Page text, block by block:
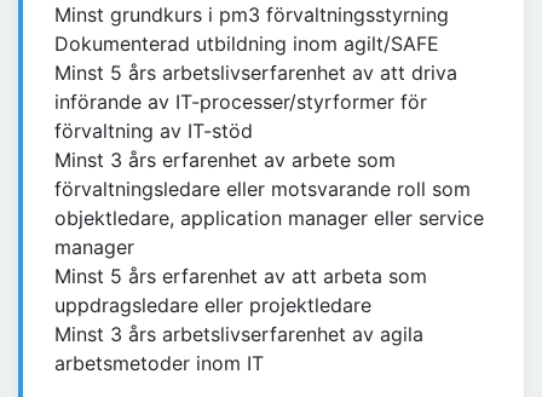
Minst grundkurs i pm3 förvaltningsstyrning
Dokumenterad utbildning inom agilt/SAFE
Minst 5 års arbetslivserfarenhet av att driva
införande av IT-processer/styrformer för
förvaltning av IT-stöd
Minst 3 års erfarenhet av arbete som
förvaltningsledare eller motsvarande roll som
objektledare, application manager eller service
manager
Minst 5 års erfarenhet av att arbeta som
uppdragsledare eller projektledare
Minst 3 års arbetslivserfarenhet av agila
arbetsmetoder inom IT